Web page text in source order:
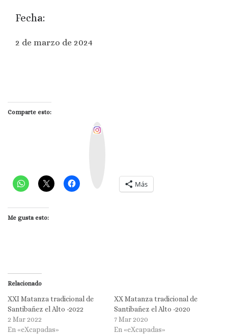
Fecha:
2 de marzo de 2024
Comparte esto:
Más
Me gusta esto:
Relacionado
XXI Matanza tradicional de
Santibañez el Alto -2022
2 Mar 2022
En «eXcapadas»
XX Matanza tradicional de
Santibañez el Alto -2020
7 Mar 2020
En «eXcapadas»